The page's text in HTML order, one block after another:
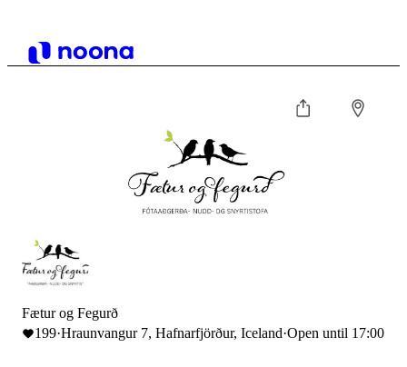
Fætur og Fegurð
199·Hraunvangur 7, Hafnarfjörður, Iceland·Open until 17:00